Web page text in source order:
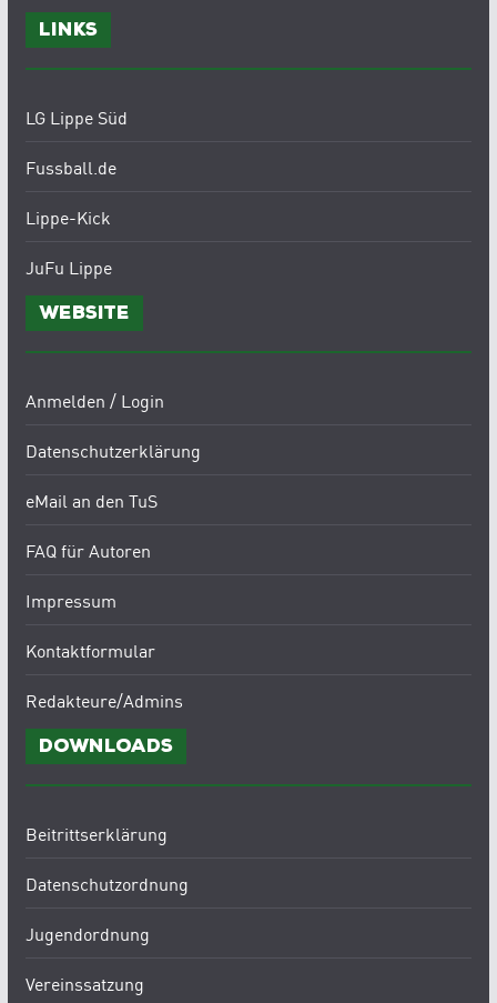
Links
LG Lippe Süd
Fussball.de
Lippe-Kick
JuFu Lippe
Website
Anmelden / Login
Datenschutzerklärung
eMail an den TuS
FAQ für Autoren
Impressum
Kontaktformular
Redakteure/Admins
Downloads
Beitrittserklärung
Datenschutzordnung
Jugendordnung
Vereinssatzung